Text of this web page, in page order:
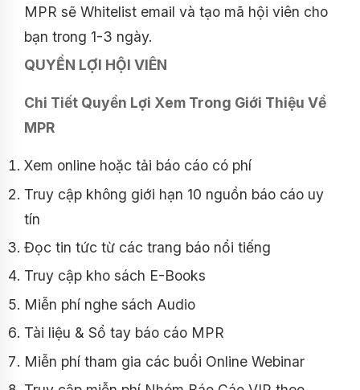
MPR sẽ Whitelist email và tạo mã hội viên cho
bạn trong 1-3 ngày.
QUYỀN LỢI HỘI VIÊN
Chi Tiết Quyền Lợi Xem Trong Giới Thiệu Về
MPR
Xem online hoặc tải báo cáo có phí
Truy cập không giới hạn 10 nguồn báo cáo uy
tín
Đọc tin tức từ các trang báo nổi tiếng
Truy cập kho sách E-Books
Miễn phí nghe sách Audio
Tài liệu & Sổ tay báo cáo MPR
Miễn phí tham gia các buổi Online Webinar